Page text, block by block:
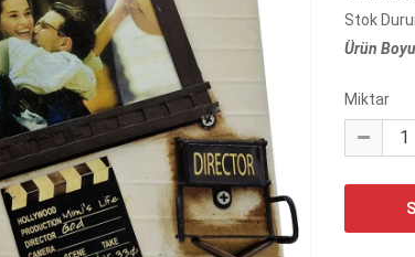
Stok
Ürün
Miktar